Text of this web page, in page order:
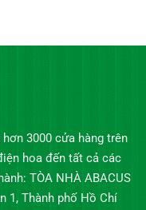
3000 cửa hàng trên
hoa đến tất cả các
TÒA NHÀ ABACUS
1, Thành phố Hồ Chí